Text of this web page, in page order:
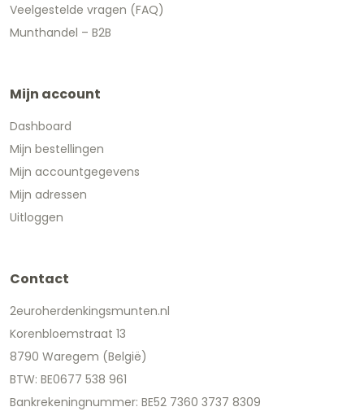
Veelgestelde vragen (FAQ)
Munthandel – B2B
Mijn account
Dashboard
Mijn bestellingen
Mijn accountgegevens
Mijn adressen
Uitloggen
Contact
2euroherdenkingsmunten.nl
Korenbloemstraat 13
8790 Waregem (België)
BTW: BE0677 538 961
Bankrekeningnummer: BE52 7360 3737 8309